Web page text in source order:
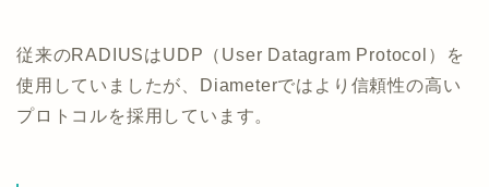
従来のRADIUSはUDP（User Datagram Protocol）を
使用していましたが、Diameterではより信頼性の高い
プロトコルを採用しています。